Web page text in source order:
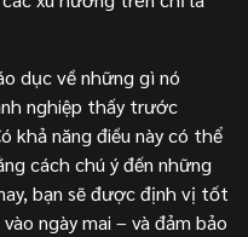
dục về những gì nó
nghiệp thấy trước
khả năng điều này có thể
cách chú ý đến những
bạn sẽ được định vị tốt
ngày mai – và đảm bảo